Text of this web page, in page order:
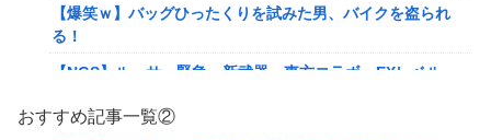
【爆笑ｗ】バッグひったくりを試みた男、バイクを盗られ
る！
【NGS】ルーサー緊急、新武器、東方コラボ、EXレベル
( •᷄ὤ•᷅ )
おすすめ記事一覧②